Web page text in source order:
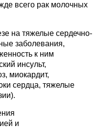
всего рак молочных
на тяжелые сердечно-
заболевания,
к ним
инсульт,
миокардит,
сердца, тяжелые
и